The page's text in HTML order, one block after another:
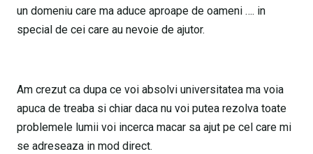
un domeniu care ma aduce aproape de oameni …. in
special de cei care au nevoie de ajutor.
Am crezut ca dupa ce voi absolvi universitatea ma voia
apuca de treaba si chiar daca nu voi putea rezolva toate
problemele lumii voi incerca macar sa ajut pe cel care mi
se adreseaza in mod direct.